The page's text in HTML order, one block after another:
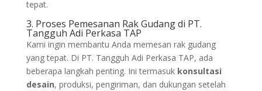
tepat.
3. Proses Pemesanan Rak Gudang di PT.
Tangguh Adi Perkasa TAP
Kami ingin membantu Anda memesan rak gudang
yang tepat. Di PT. Tangguh Adi Perkasa TAP, ada
beberapa langkah penting. Ini termasuk konsultasi
desain, produksi, pengiriman, dan dukungan setelah